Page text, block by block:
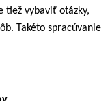
vybaviť otázky,
Takéto spracúvanie